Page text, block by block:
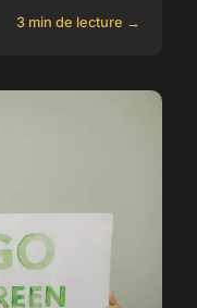
3 min de lecture →